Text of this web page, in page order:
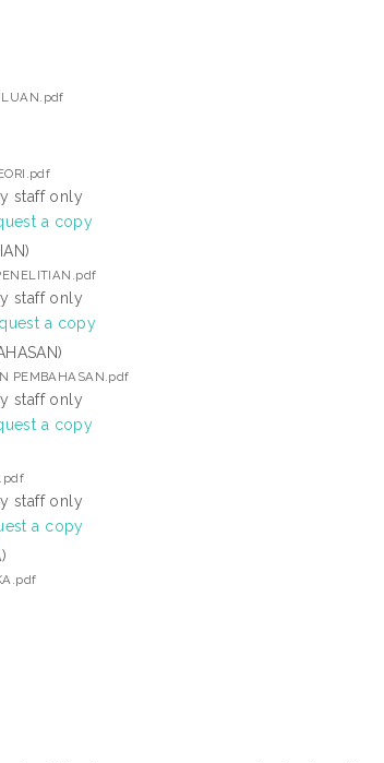
staff only
a copy
staff only
a copy
PEMBAHASAN.pdf
staff only
a copy
staff only
a copy